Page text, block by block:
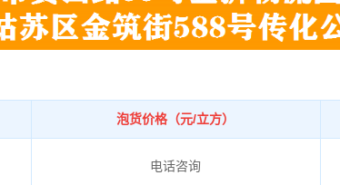
泡货价格（元/立方）
电话咨询